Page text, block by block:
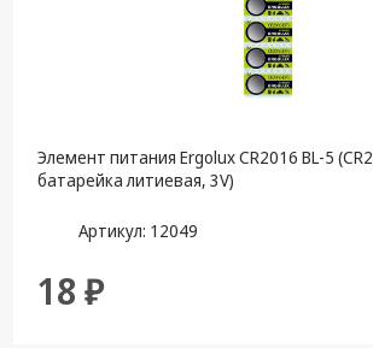
Элемент питания Ergolux CR2016 BL-5
батарейка литиевая, 3V)
Артикул: 12049
18 ₽